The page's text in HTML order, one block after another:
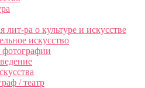
лит-ра о культуре и искусстве
искусство
фотографии
/ театр